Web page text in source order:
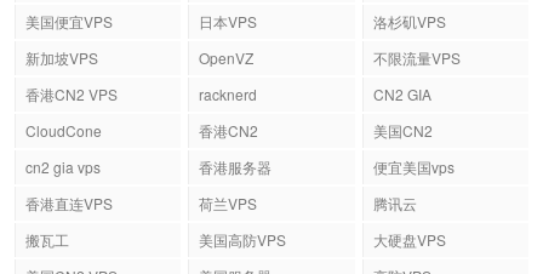
美国便宜VPS
日本VPS
洛杉矶VPS
新加坡VPS
OpenVZ
不限流量VPS
香港CN2 VPS
racknerd
CN2 GIA
CloudCone
香港CN2
美国CN2
cn2 gia vps
香港服务器
便宜美国vps
香港直连VPS
荷兰VPS
腾讯云
搬瓦工
美国高防VPS
大硬盘VPS